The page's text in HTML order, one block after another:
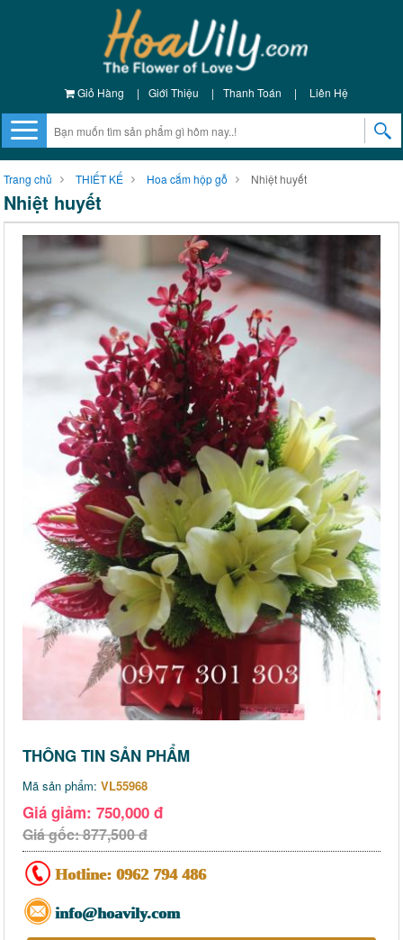
Giỏ Hàng | Giới Thiệu | Thanh Toán | Liên Hệ
Trang chủ THIẾT KẾ Hoa cắm hộp gỗ Nhiệt huyết
Nhiệt huyết
THÔNG TIN SẢN PHẨM
Mã sản phẩm: VL55968
Giá giảm: 750,000 đ
Giá gốc: 877,500 đ
Hotline: 0962 794 486
info@hoavily.com